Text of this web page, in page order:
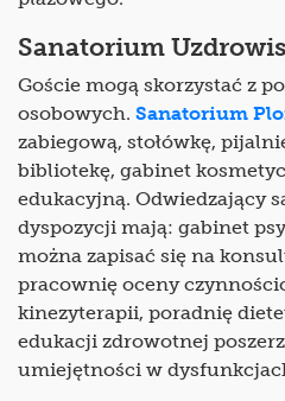
Sanatorium
Goście mogą skorzystać z
osobowych. Sanatorium
zabiegową, stołówkę,
bibliotekę, gabinet
edukacyjną. Odwiedzający
dyspozycji mają: gabinet
można zapisać się na
pracownię oceny
kinezyterapii, poradnię
edukacji zdrowotnej
umiejętności w